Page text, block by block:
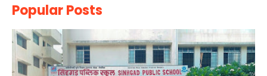
Popular Posts